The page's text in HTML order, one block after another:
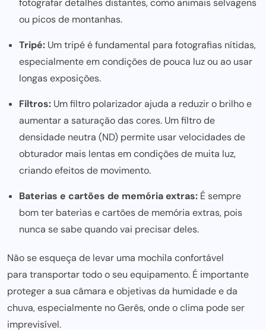
fotografar detalhes distantes, como animais selvagens
ou picos de montanhas.
Tripé: Um tripé é fundamental para fotografias nítidas,
especialmente em condições de pouca luz ou ao usar
longas exposições.
Filtros: Um filtro polarizador ajuda a reduzir o brilho e
aumentar a saturação das cores. Um filtro de
densidade neutra (ND) permite usar velocidades de
obturador mais lentas em condições de muita luz,
criando efeitos de movimento.
Baterias e cartões de memória extras: É sempre
bom ter baterias e cartões de memória extras, pois
nunca se sabe quando vai precisar deles.
Não se esqueça de levar uma mochila confortável
para transportar todo o seu equipamento. É importante
proteger a sua câmara e objetivas da humidade e da
chuva, especialmente no Gerês, onde o clima pode ser
imprevisível.